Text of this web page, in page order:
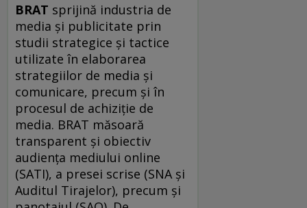
BRAT sprijină industria de
media și publicitate prin
studii strategice și tactice
utilizate în elaborarea
strategiilor de media și
comunicare, precum și în
procesul de achiziție de
media. BRAT măsoară
transparent și obiectiv
audiența mediului online
(SATI), a presei scrise (SNA și
Auditul Tirajelor), precum și